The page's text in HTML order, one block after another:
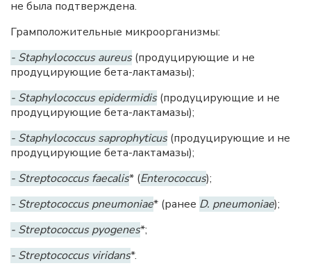
не была подтверждена.
Грамположительные микроорганизмы:
- Staphylococcus aureus(продуцирующие и не
продуцирующие бета-лактамазы);
- Staphylococcus epidermidis(продуцирующие и не
продуцирующие бета-лактамазы);
- Staphylococcus saprophyticus(продуцирующие и не
продуцирующие бета-лактамазы);
- Streptococcus faecalis* (Enterococcus);
- Streptococcus pneumoniae* (ранее D. pneumoniae);
- Streptococcus pyogenes*;
- Streptococcus viridans*.